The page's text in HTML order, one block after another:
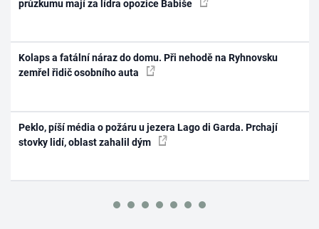
průzkumu mají za lídra opozice Babiše
Kolaps a fatální náraz do domu. Při nehodě na Ryhnovsku
zemřel řidič osobního auta
Peklo, píší média o požáru u jezera Lago di Garda. Prchají
stovky lidí, oblast zahalil dým